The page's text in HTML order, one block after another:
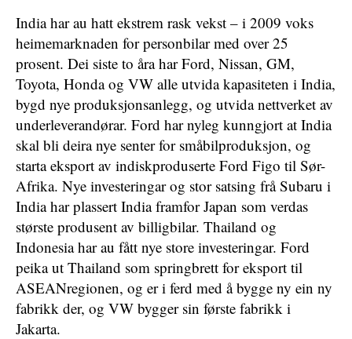
India har au hatt ekstrem rask vekst – i 2009 voks
heimemarknaden for personbilar med over 25
prosent. Dei siste to åra har Ford, Nissan, GM,
Toyota, Honda og VW alle utvida kapasiteten i India,
bygd nye produksjonsanlegg, og utvida nettverket av
underleverandørar. Ford har nyleg kunngjort at India
skal bli deira nye senter for småbilproduksjon, og
starta eksport av indiskproduserte Ford Figo til Sør-
Afrika. Nye investeringar og stor satsing frå Subaru i
India har plassert India framfor Japan som verdas
største produsent av billigbilar. Thailand og
Indonesia har au fått nye store investeringar. Ford
peika ut Thailand som springbrett for eksport til
ASEANregionen, og er i ferd med å bygge ny ein ny
fabrikk der, og VW bygger sin første fabrikk i
Jakarta.